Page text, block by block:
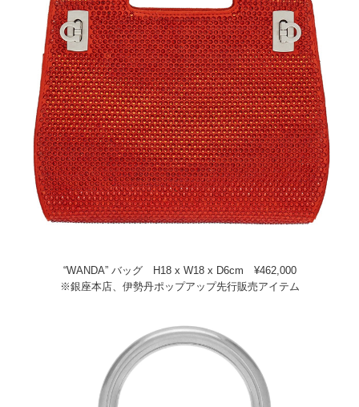
“WANDA” バッグ H18 x W18 x D6cm ¥462,000
※銀座本店、伊勢丹ポップアップ先行販売アイテム